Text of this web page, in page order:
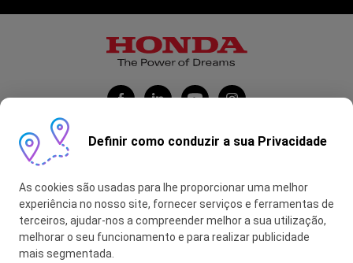
Honda Portugal Automóveis
Contas Feitas
myHONDA
Definir como conduzir a sua Privacidade
As cookies são usadas para lhe proporcionar uma melhor
experiência no nosso site, fornecer serviços e ferramentas de
terceiros, ajudar-nos a compreender melhor a sua utilização,
melhorar o seu funcionamento e para realizar publicidade
mais segmentada.